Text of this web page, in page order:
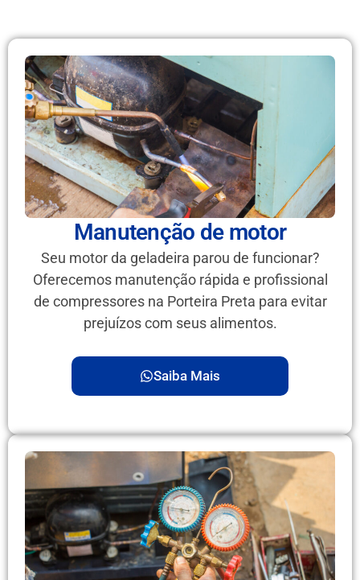
Manutenção de motor
Seu motor da geladeira parou de funcionar?
Oferecemos manutenção rápida e profissional
de compressores na Porteira Preta para evitar
prejuízos com seus alimentos.
Saiba Mais